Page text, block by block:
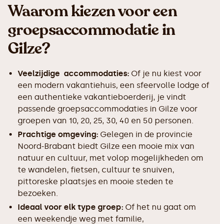
Waarom kiezen voor een
groepsaccommodatie in
Gilze?
Veelzijdige accommodaties: Of je nu kiest voor
een modern vakantiehuis, een sfeervolle lodge of
een authentieke vakantieboerderij, je vindt
passende groepsaccommodaties in Gilze voor
groepen van 10, 20, 25, 30, 40 en 50 personen.
Prachtige omgeving: Gelegen in de provincie
Noord-Brabant biedt Gilze een mooie mix van
natuur en cultuur, met volop mogelijkheden om
te wandelen, fietsen, cultuur te snuiven,
pittoreske plaatsjes en mooie steden te
bezoeken.
Ideaal voor elk type groep: Of het nu gaat om
een weekendje weg met familie,